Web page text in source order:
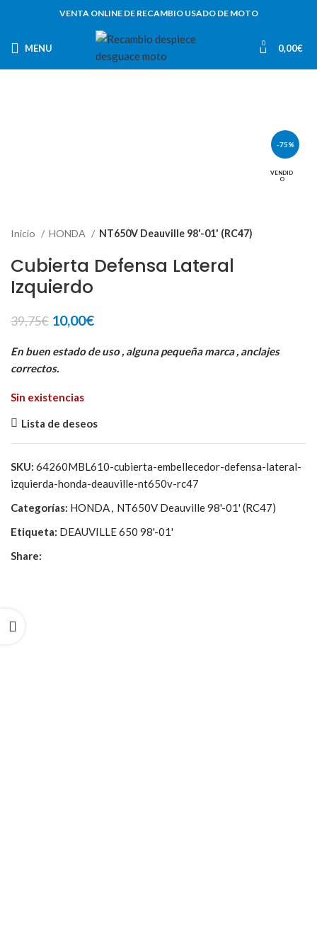
VENTA ONLINE DE RECAMBIO USADO DE MOTO
MENU 0 0,00€
-75%
VENDID
O
Inicio HONDA NT650V Deauville 98'-01' (RC47)
Cubierta Defensa Lateral
Izquierdo
39,75€ El
original
era:
10,00€El
actual
En buen estado de uso , alguna pequeña marca , anclajes
correctos.
Sin existencias
Lista de deseos
SKU: 64260MBL610-cubierta-embellecedor-defensa-lateral-
izquierda-honda-deauville-nt650v-rc47
Categorías: HONDA, NT650V Deauville 98'-01' (RC47)
Etiqueta: DEAUVILLE 650 98'-01'
Share: